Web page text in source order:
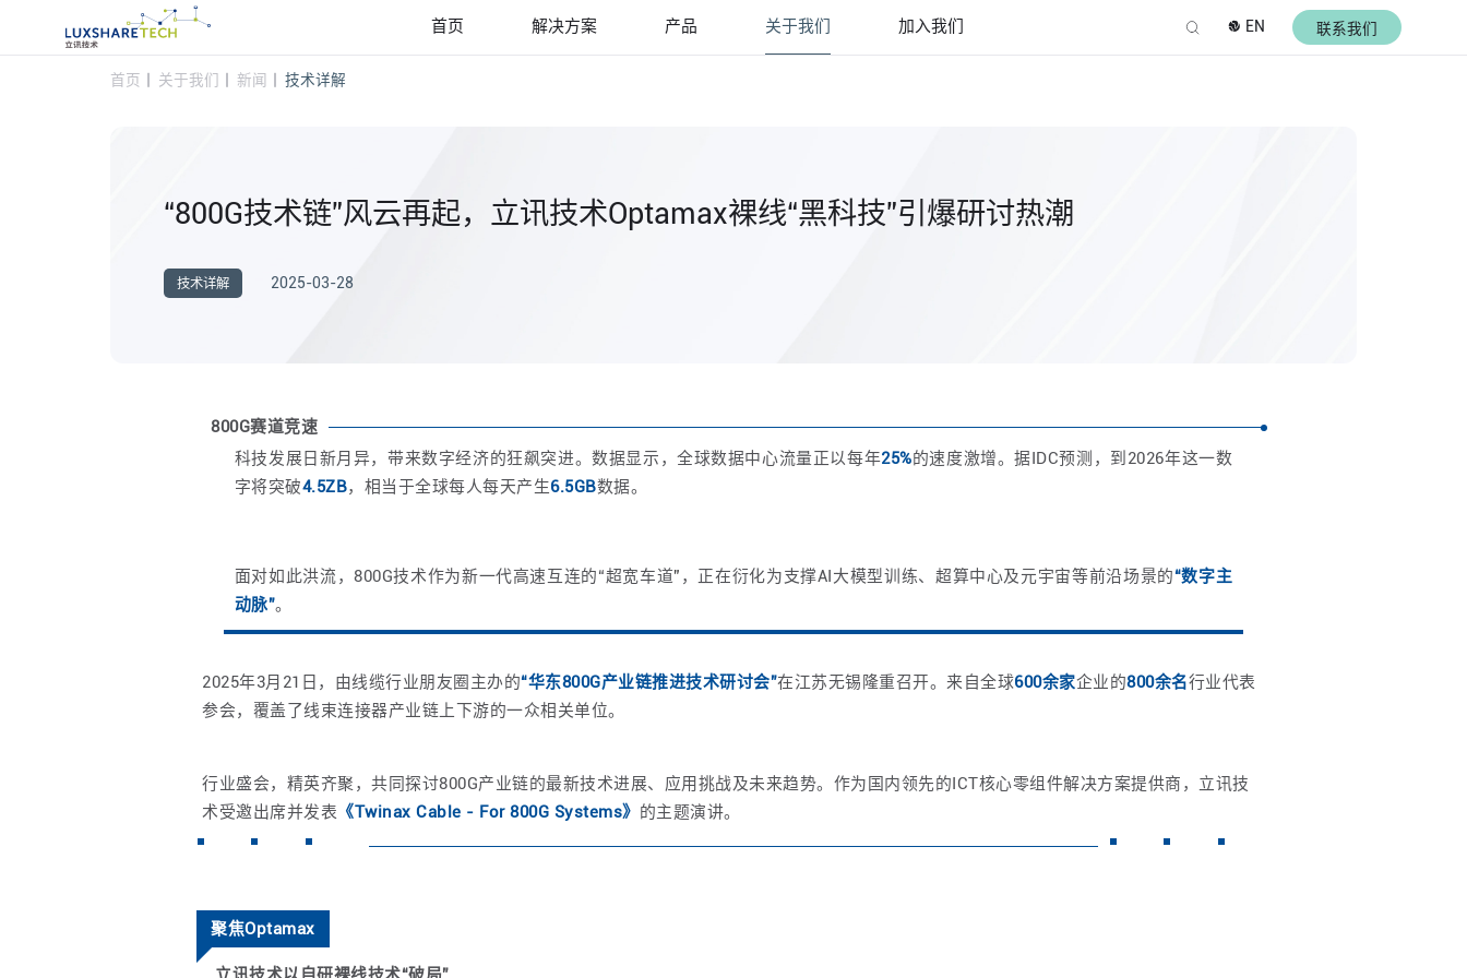
首页 解决方案 产品 关于我们 加入我们 EN 联系我们
首页 关于我们 新闻 技术详解
“800G技术链”风云再起，立讯技术Optamax裸线“黑科技”引爆研讨热潮
技术详解 2025-03-28
800G赛道竞速
科技发展日新月异，带来数字经济的狂飙突进。数据显示，全球数据中心流量正以每年25%的速度激增。据IDC预测，到2026年这一数
字将突破4.5ZB，相当于全球每人每天产生6.5GB数据。
面对如此洪流，800G技术作为新一代高速互连的“超宽车道” ，正在衍化为支撑AI大模型训练、超算中心及元宇宙等前沿场景的“数字主
动脉”。
2025年3月21日，由线缆行业朋友圈主办的“华东800G产业链推进技术研讨会”在江苏无锡隆重召开。来自全球600余家企业的800余名行业代表
参会，覆盖了线束连接器产业链上下游的一众相关单位。
行业盛会，精英齐聚，共同探讨800G产业链的最新技术进展、应用挑战及未来趋势。作为国内领先的ICT核心零组件解决方案提供商，立讯技
术受邀出席并发表 《Twinax Cable - For 800G Systems》 的主题演讲。
聚焦Optamax